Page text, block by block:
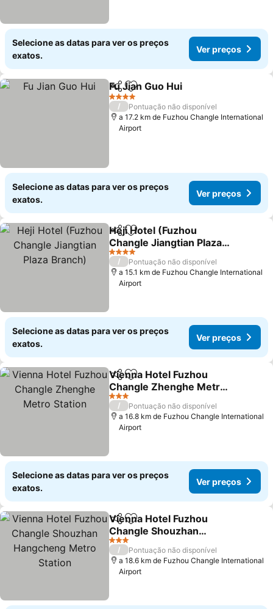
Selecione as datas para ver os preços
exatos.
Ver preços
PartilharAdicionar aos favoritos
Fu Jian Guo Hui
4 Estrelas
/
Pontuação não disponível
a 17.2 km de Fuzhou Changle International
Airport
Selecione as datas para ver os preços
exatos.
Ver preços
PartilharAdicionar aos favoritos
Heji Hotel (Fuzhou
Changle Jiangtian Plaza
Branch)
Ver preços
4 Estrelas
/
Pontuação não disponível
a 15.1 km de Fuzhou Changle International
Airport
Selecione as datas para ver os preços
exatos.
Ver preços
PartilharAdicionar aos favoritos
Vienna Hotel Fuzhou
Changle Zhenghe Metro
Station
Ver preços
3 Estrelas
/
Pontuação não disponível
a 16.8 km de Fuzhou Changle International
Airport
Selecione as datas para ver os preços
exatos.
Ver preços
PartilharAdicionar aos favoritos
Vienna Hotel Fuzhou
Changle Shouzhan
Hangcheng Metro Station
Ver preços
3 Estrelas
/
Pontuação não disponível
a 18.6 km de Fuzhou Changle International
Airport